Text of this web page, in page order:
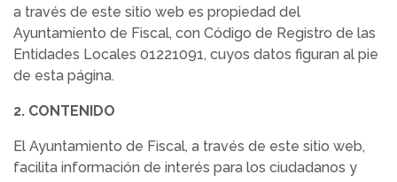
a través de este sitio web es propiedad del
Ayuntamiento de Fiscal, con Código de Registro de las
Entidades Locales 01221091, cuyos datos figuran al pie
de esta página.
2. CONTENIDO
El Ayuntamiento de Fiscal, a través de este sitio web,
facilita información de interés para los ciudadanos y